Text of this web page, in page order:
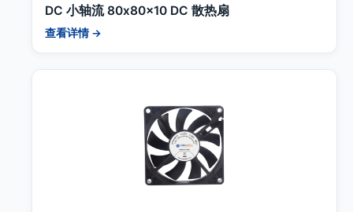
DC 小轴流 80x80x10 DC 散热扇
查看详情 →